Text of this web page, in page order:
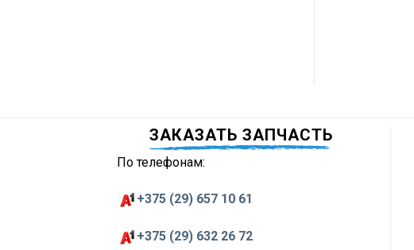
ЗАКАЗАТЬ ЗАПЧАСТЬ
По телефонам:
+375 (29) 657 10 61
+375 (29) 632 26 72